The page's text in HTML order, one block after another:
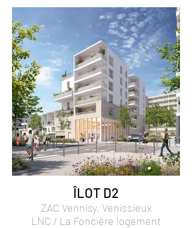
ÎLOT D2
ZAC Vennisy, Venissieux
LNC / La Foncière logement